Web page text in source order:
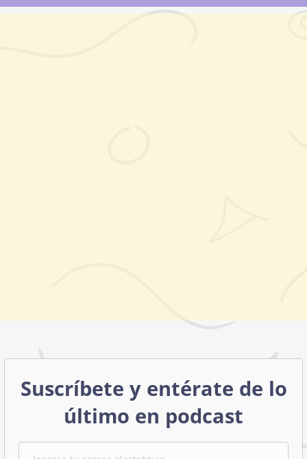
Suscríbete y entérate de lo
último en podcast